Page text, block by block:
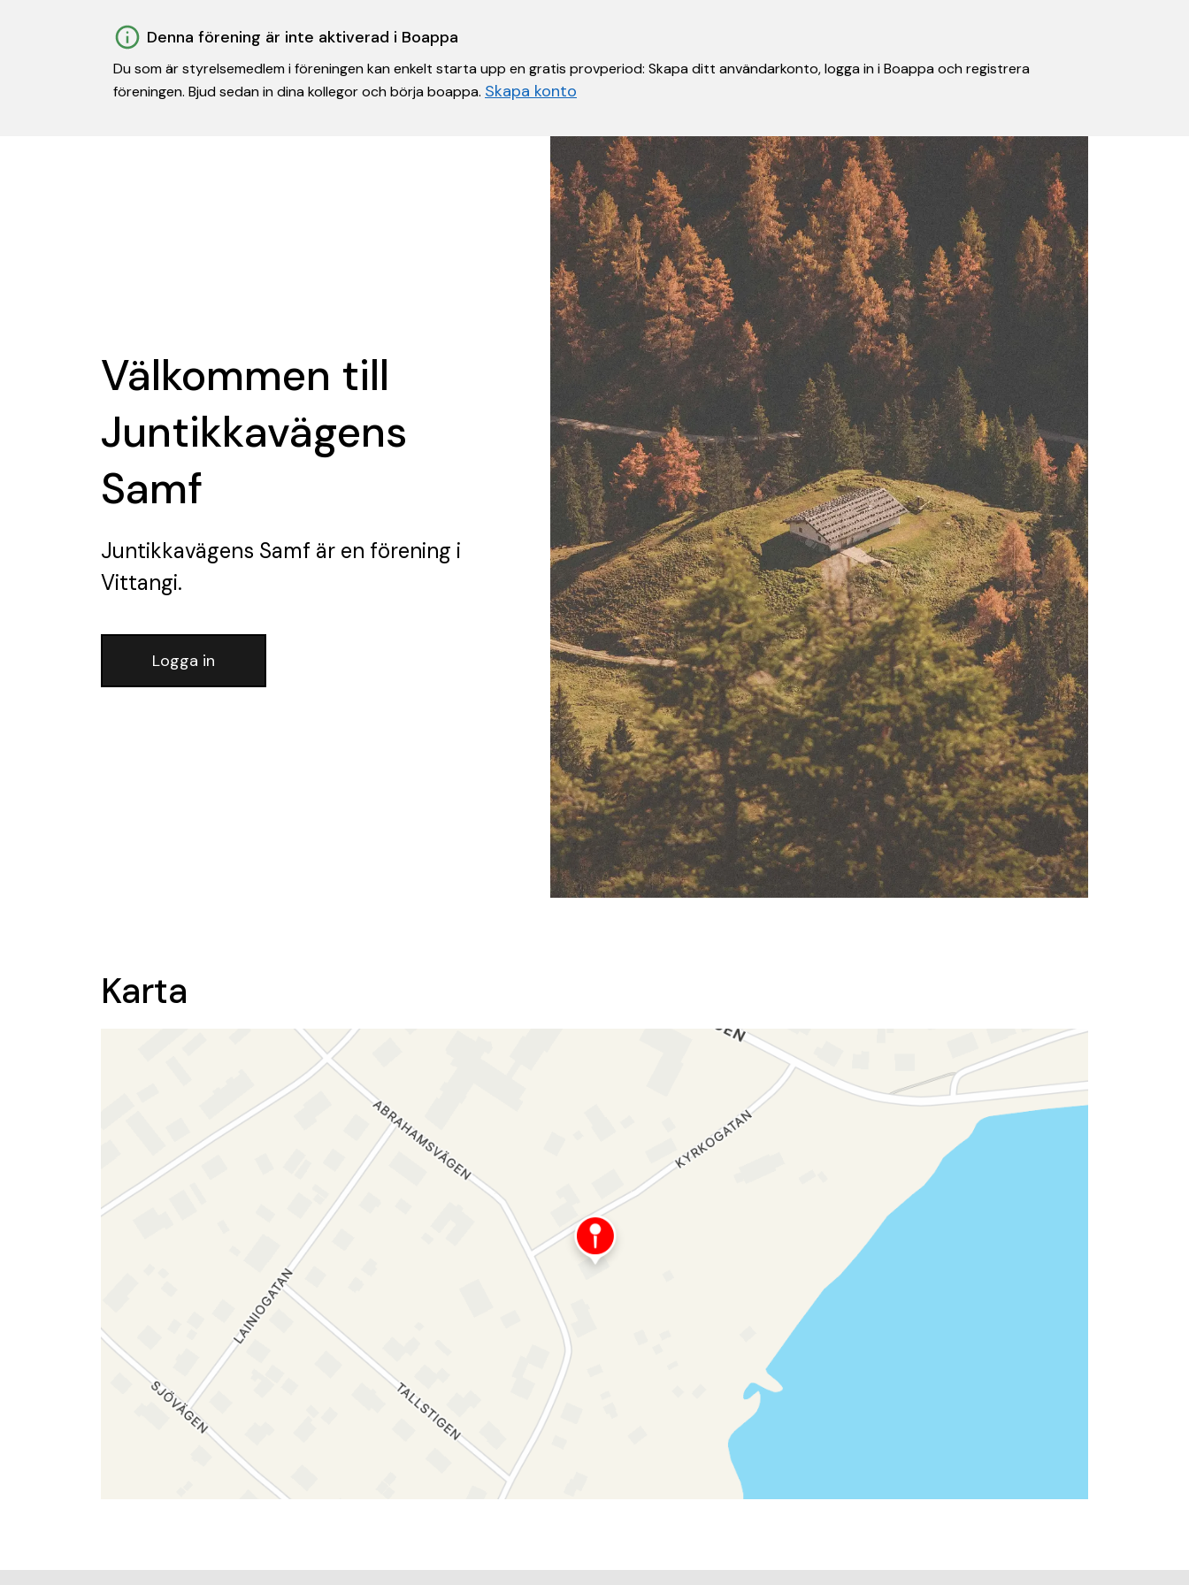
Denna förening är inte aktiverad i Boappa
Du som är styrelsemedlem i föreningen kan enkelt starta upp en gratis provperiod: Skapa ditt användarkonto, logga in i Boappa och registrera
föreningen. Bjud sedan in dina kollegor och börja boappa. Skapa konto
Välkommen till
Juntikkavägens
Samf
Juntikkavägens Samf är en förening i
Vittangi.
Logga in
Karta